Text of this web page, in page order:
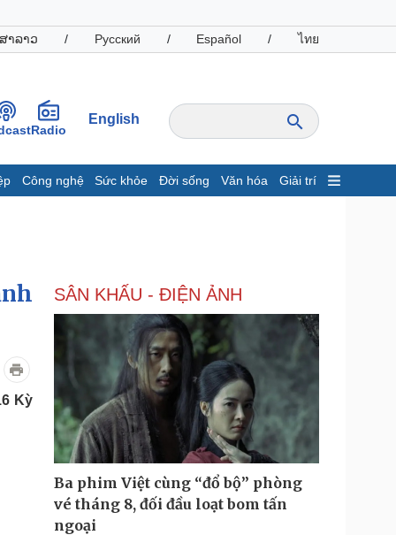
າລາວ / Русский / Español / ไทย
Radio
English
Công nghệ Sức khỏe Đời sống Văn hóa Giải trí
Chứng khoán
Giá cà phê
nghiệp
Thông tin doanh nghiệp
nghiệp 24h
Doanh nhân
Vì cộng đồng
Công nghệ
Sành điệu
Tin Công nghệ
Trải nghiệm
Chuyển đổi số
Podcast
Câu chuyện thời sự
Kỳ
SÂN KHẤU - ĐIỆN ẢNH
Ba phim Việt cùng “đổ bộ” phòng
vé tháng 8, đối đầu loạt bom tấn
ngoại